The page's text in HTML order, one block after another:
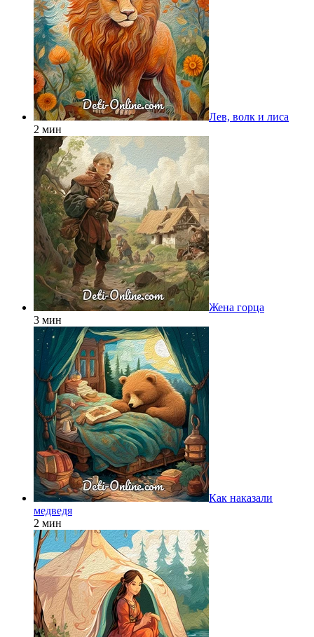
Лев, волк и лиса
2 мин
Жена горца
3 мин
Как наказали
медведя
2 мин